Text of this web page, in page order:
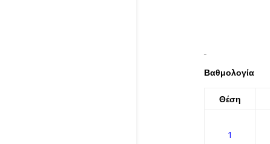
Βαθμολογία
Θέση
1